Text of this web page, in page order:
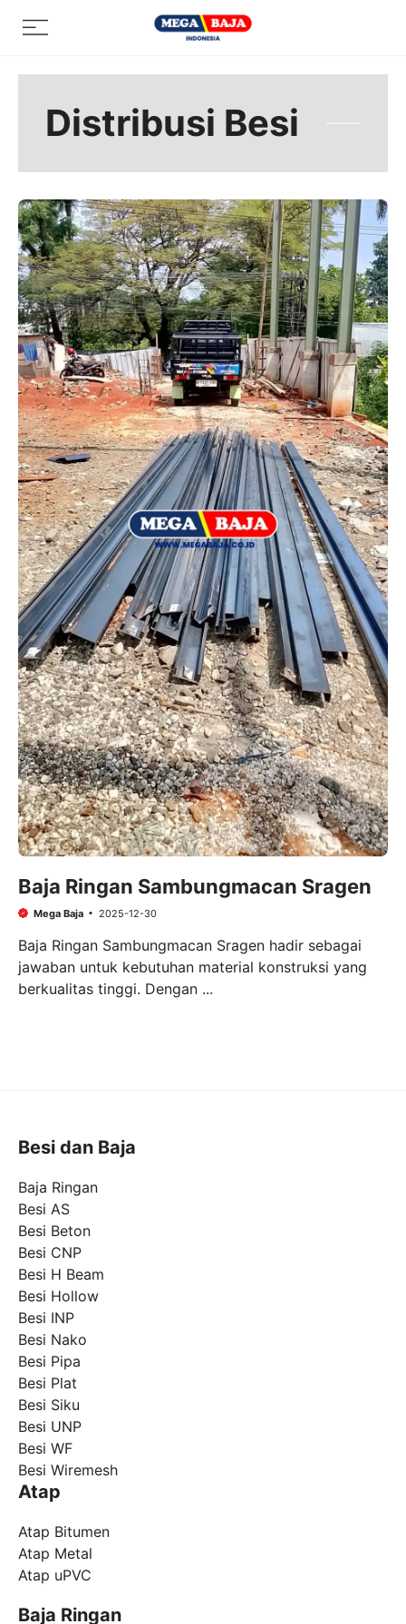
Menu
Distribusi Besi
Baja Ringan Sambungmacan Sragen
Mega Baja 2025-12-30
Baja Ringan Sambungmacan Sragen hadir sebagai
jawaban untuk kebutuhan material konstruksi yang
berkualitas tinggi. Dengan ...
Besi dan Baja
Baja Ringan
Besi AS
Besi Beton
Besi CNP
Besi H Beam
Besi Hollow
Besi INP
Besi Nako
Besi Pipa
Besi Plat
Besi Siku
Besi UNP
Besi WF
Besi Wiremesh
Atap
Atap Bitumen
Atap Metal
Atap uPVC
Baja Ringan